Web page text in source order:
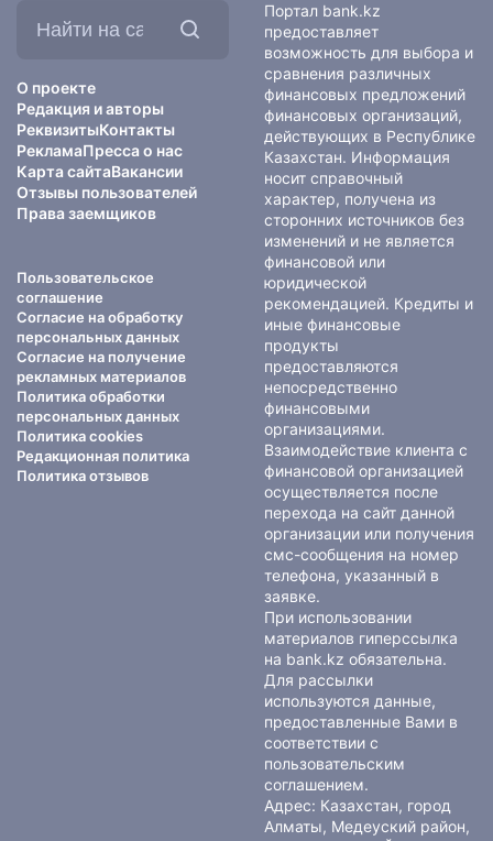
О проекте
Редакция и авторы
РеквизитыКонтакты
РекламаПресса о нас
Карта сайтаВакансии
Отзывы пользователей
Права заемщиков
Пользовательское
соглашение
Согласие на обработку
персональных данных
Согласие на получение
рекламных материалов
Политика обработки
персональных данных
Политика cookies
Редакционная политика
Политика отзывов
Портал bank.kz
предоставляет
возможность для выбора и
сравнения различных
финансовых предложений
финансовых организаций,
действующих в Республике
Казахстан. Информация
носит справочный
характер, получена из
сторонних источников без
изменений и не является
финансовой или
юридической
рекомендацией. Кредиты и
иные финансовые
продукты
предоставляются
непосредственно
финансовыми
организациями.
Взаимодействие клиента с
финансовой организацией
осуществляется после
перехода на сайт данной
организации или получения
смс-сообщения на номер
телефона, указанный в
заявке.
При использовании
материалов гиперссылка
на bank.kz обязательна.
Для рассылки
используются данные,
предоставленные Вами в
соответствии с
пользовательским
соглашением.
Адрес: Казахстан, город
Алматы, Медеуский район,